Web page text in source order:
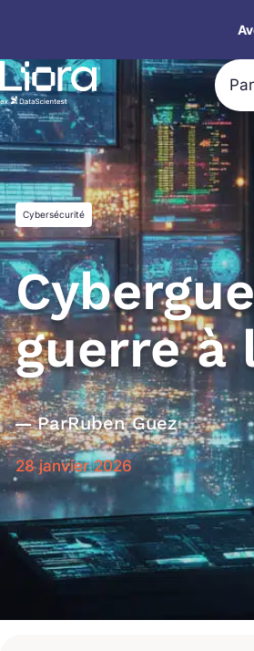
contenu
Cybersécurité
guerre à
ParRuben Guez
28 janvier 2026